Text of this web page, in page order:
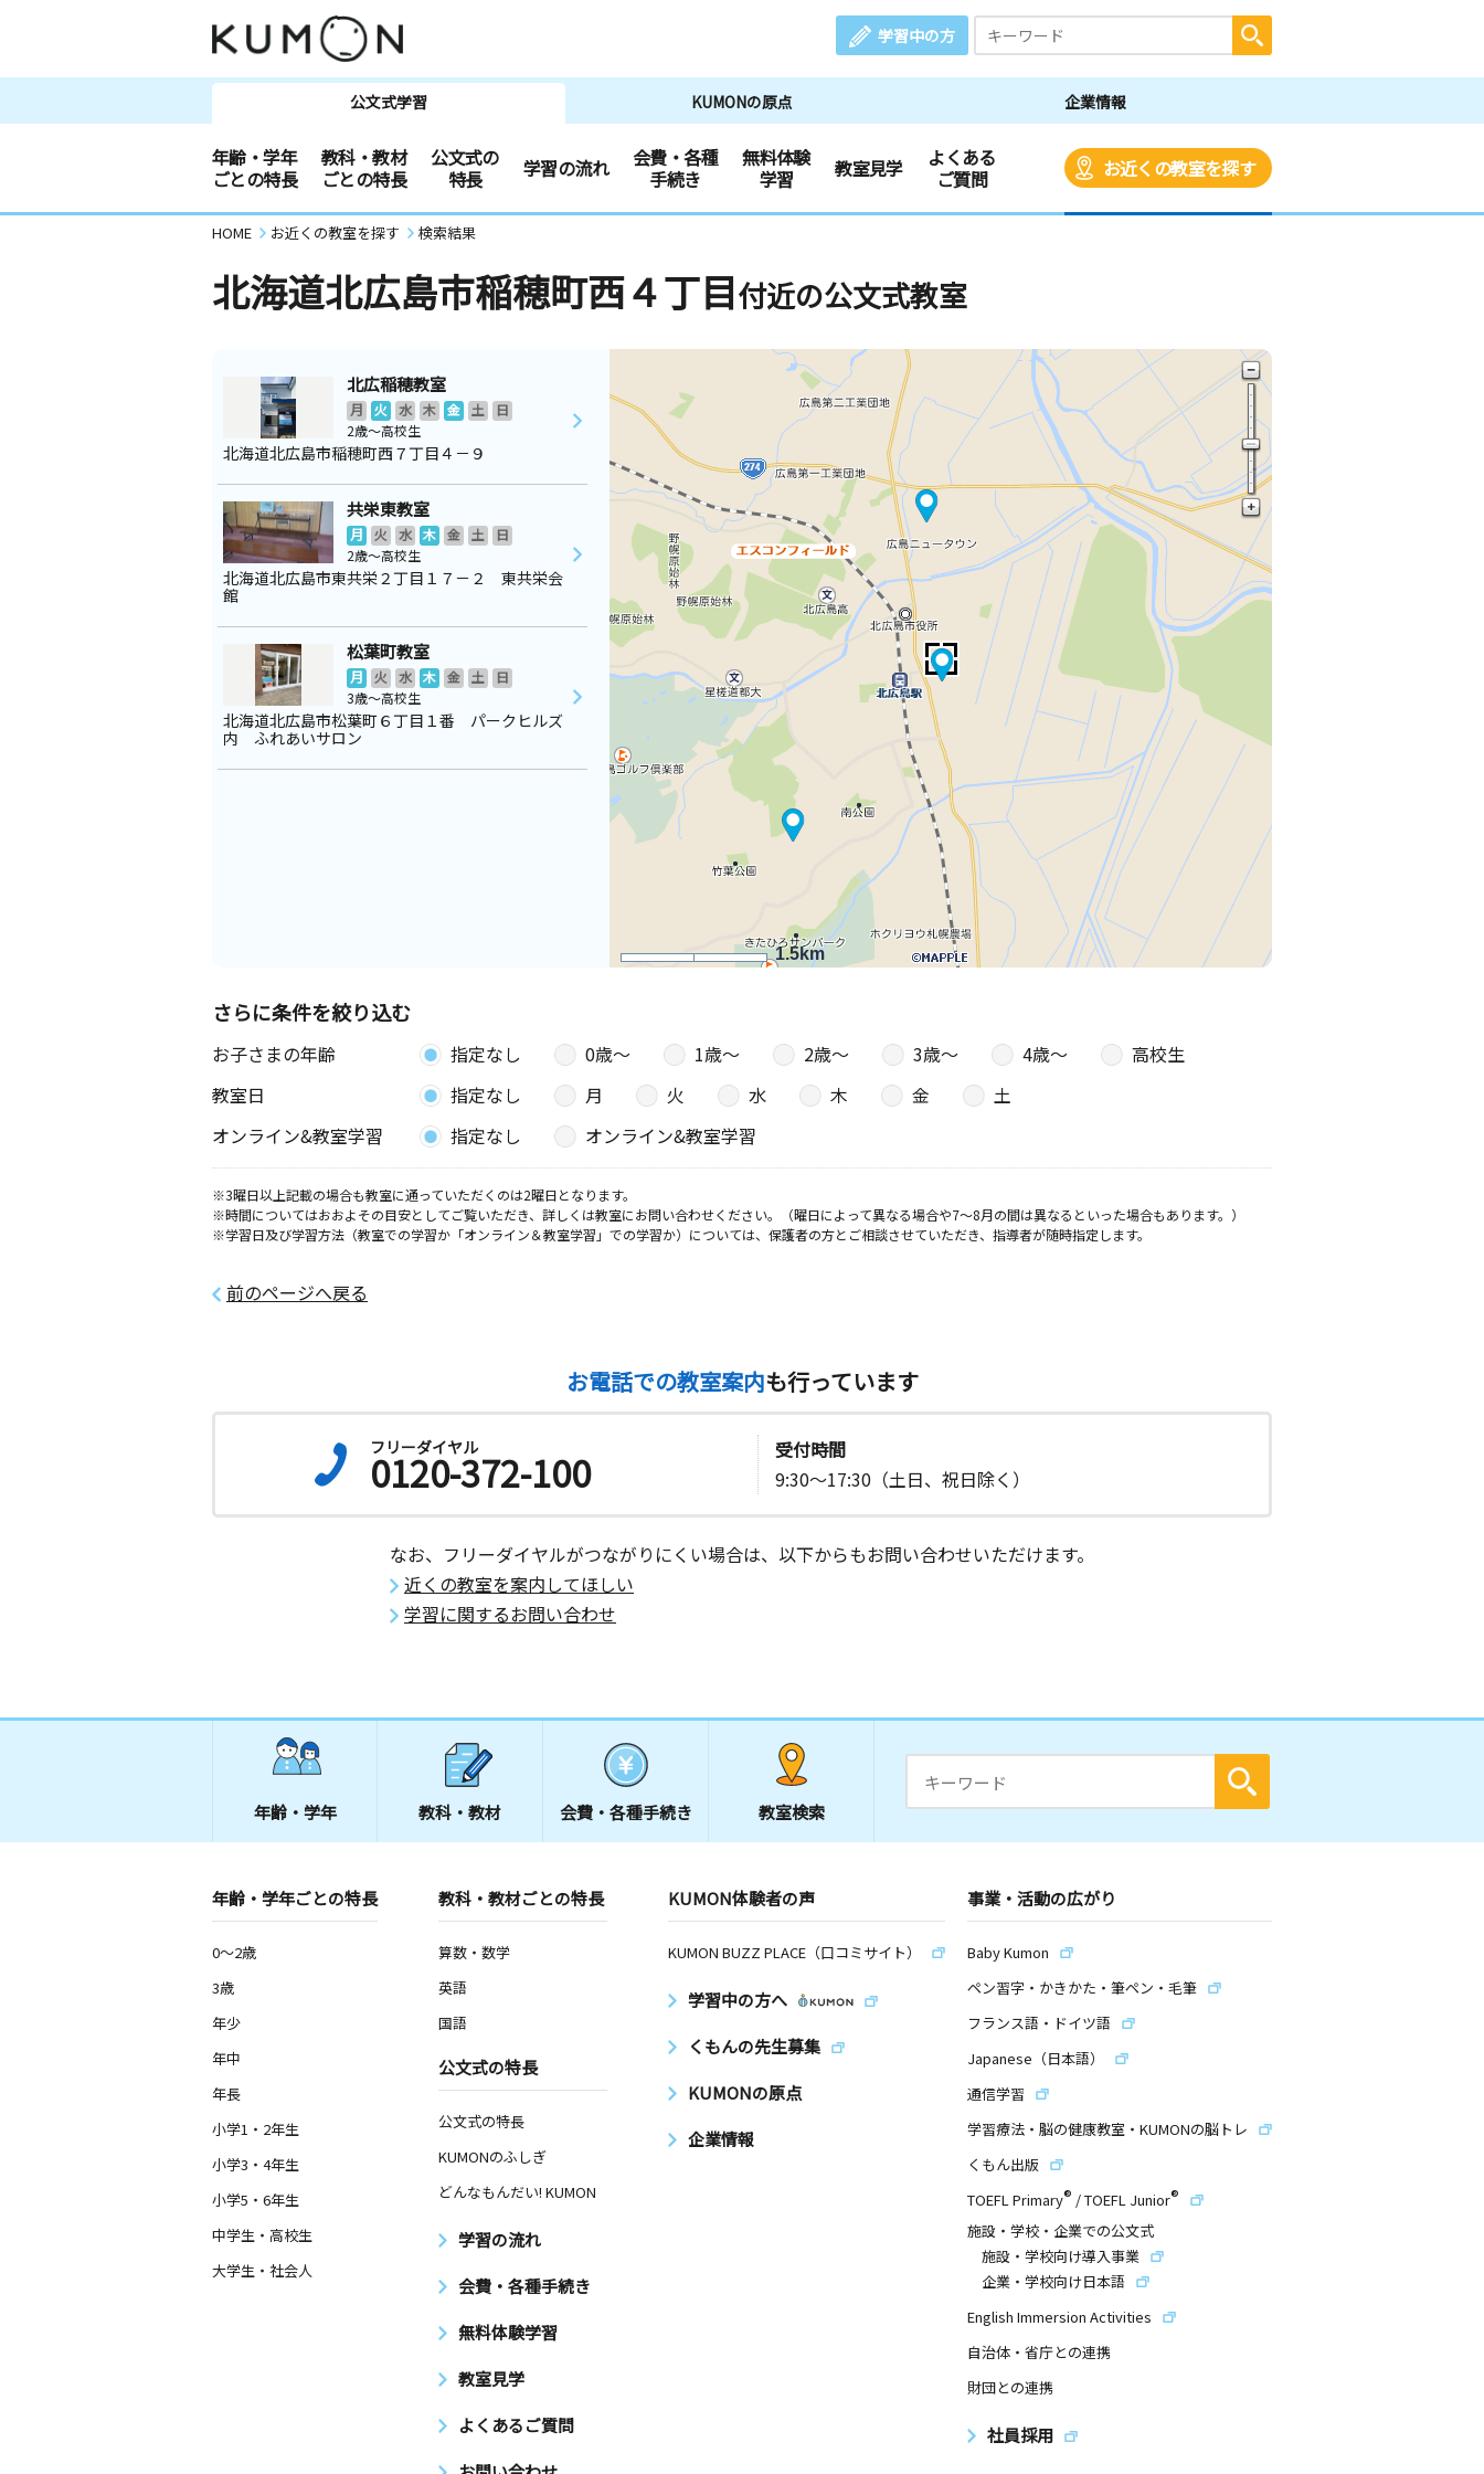
学習中の方
公文式学習 KUMONの原点 企業情報
年齢・学年
ごとの特長
教科・教材
ごとの特長
公文式の
特長
学習の流れ
会費・各種
手続き
無料体験
学習
教室見学
よくある
ご質問
お近くの教室を探す
HOME お近くの教室を探す 検索結果
北海道北広島市稲穂町西４丁目付近の公文式教室
1.5km
北広稲穂教室
月 火 水 木 金 土
日
2歳～高校生
北海道北広島市稲穂町西７丁目４－９
共栄東教室
月 火 水 木 金 土
日
2歳～高校生
北海道北広島市東共栄２丁目１７－２ 東共栄会
館
松葉町教室
月 火 水 木 金 土
日
3歳～高校生
北海道北広島市松葉町６丁目１番 パークヒルズ
内 ふれあいサロン
さらに条件を絞り込む
お子さまの年齢 指定なし 0歳〜 1歳〜 2歳〜 3歳〜 4歳〜
高校生
教室日
指定なし 月 火 水 木 金
土
オンライン&教室学習
指定なし オンライン&教室学習
※3曜日以上記載の場合も教室に通っていただくのは2曜日となります。
※時間についてはおおよその目安としてご覧いただき、詳しくは教室にお問い合わせください。（曜日によって異なる場合や7～8月の間は異なるといった場合もあります。）
※学習日及び学習方法（教室での学習か「オンライン＆教室学習」での学習か）については、保護者の方とご相談させていただき、指導者が随時指定します。
前のページへ戻る
お電話での教室案内も行っています
フリーダイヤル
0120-372-100
受付時間
9:30～17:30（土日、祝日除く）
なお、フリーダイヤルがつながりにくい場合は、以下からもお問い合わせいただけます。
近くの教室を案内してほしい
学習に関するお問い合わせ
年齢・学年 教科・教材 会費・ 各種手続き 教室検索
年齢・学年ごとの特長
0～2歳
3歳
年少
年中
年長
小学1・2年生
小学3・4年生
小学5・6年生
中学生・高校生
大学生・社会人
教科・教材ごとの特長
算数・数学
英語
国語
公文式の特長
公文式の特長
KUMONのふしぎ
どんなもんだい! KUMON
学習の流れ
会費・各種手続き
無料体験学習
教室見学
よくあるご質問
KUMON体験者の声
KUMON BUZZ PLACE（口コミサイト）
学習中の方へ
くもんの先生募集
KUMONの原点
企業情報
事業・活動の広がり
Baby Kumon
ペン習字・かきかた・筆ペン・毛筆
フランス語・ドイツ語
Japanese（日本語）
通信学習
学習療法・脳の健康教室・KUMONの脳トレ
くもん出版
TOEFL Primary® /TOEFL Junior®
施設・学校・企業での公文式
施設・学校向け導入事業
企業・学校向け日本語
English Immersion Activities
自治体・省庁との連携
財団との連携
社員採用